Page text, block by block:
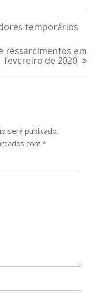
temporários
ressarcimentos em
fevereiro de 2020
será publicado.
com*